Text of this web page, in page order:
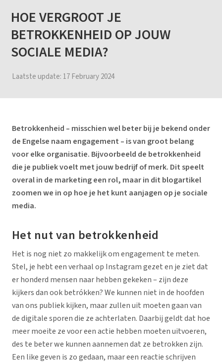
HOE VERGROOT JE
BETROKKENHEID OP JOUW
SOCIALE MEDIA?
Laatste update: 17 February 2024
Betrokkenheid – misschien wel beter bij je bekend onder
de Engelse naam engagement – is van groot belang
voor elke organisatie. Bijvoorbeeld de betrokkenheid
die je publiek voelt met jouw bedrijf of merk. Dit speelt
overal in de marketing een rol, maar in dit blogartikel
zoomen we in op hoe je het kunt aanjagen op je sociale
media.
Het nut van betrokkenheid
Het is nog niet zo makkelijk om engagement te meten.
Stel, je hebt een verhaal op Instagram gezet en je ziet dat
er honderd mensen naar hebben gekeken – zijn deze
kijkers dan ook betrókken? We kunnen niet in de hoofden
van ons publiek kijken, maar zullen uit moeten gaan van
de digitale sporen die ze achterlaten. Daarbij geldt dat hoe
meer moeite ze voor een actie hebben moeten uitvoeren,
des te beter we kunnen aannemen dat ze betrokken zijn.
Een like geven is zo gedaan, maar een reactie schrijven